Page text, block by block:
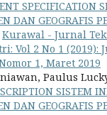
SPECIFICATION
DAN GEOGRAFIS
Kurawal - Jurnal
Vol 2 No 1 (2019):
1, Maret 2019
Paulus
SISTEM
DAN GEOGRAFIS